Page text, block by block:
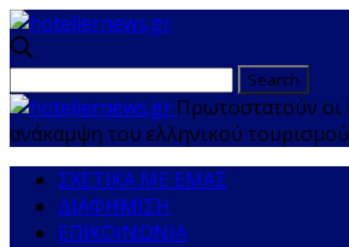
Πρωτοστατούν οι
ανάκαμψη του ελληνικού τουρισμού
ΣΧΕΤΙΚΑ ΜΕ ΕΜΑΣ
ΔΙΑΦΗΜΙΣΗ
ΕΠΙΚΟΙΝΩΝΙΑ